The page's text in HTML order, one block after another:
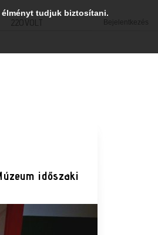
Bejelentkezés
220VOLT
időszaki
tudjuk biztosítani.